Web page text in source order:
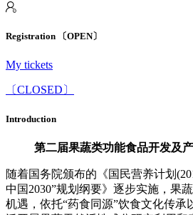
Registration 〔OPEN〕
My tickets
〔CLOSED〕
Introduction
第二届果蔬类功能食品开发及
随着国务院颁布的《国民营养计划
中国2030”规划纲要》逐步实施，果
机遇，依托“药食同源”饮食文化传承